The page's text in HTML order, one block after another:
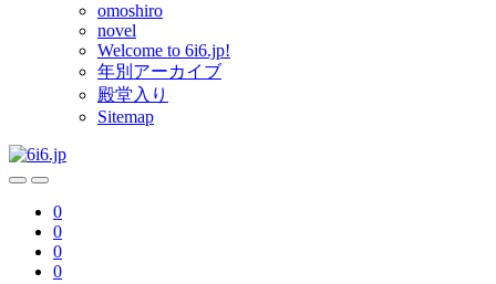
omoshiro
novel
Welcome to 6i6.jp!
年別アーカイブ
殿堂入り
Sitemap
0
0
0
0